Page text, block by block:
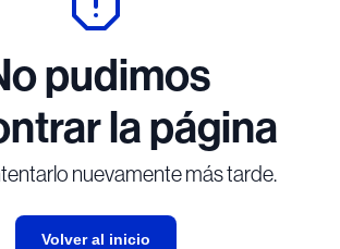
pudimos
la página
nuevamente más tarde.
Volver al inicio